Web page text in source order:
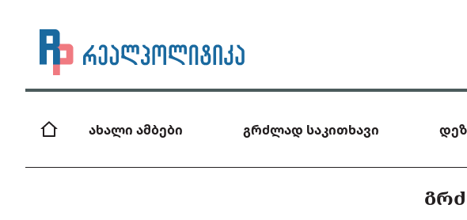
ახალი ამბები გრძლად საკითხავი